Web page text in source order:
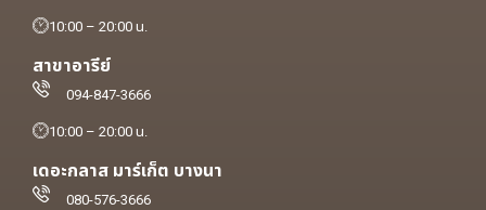
10:00 – 20:00 น.
สาขาอารีย์
094-847-3666
10:00 – 20:00 น.
เดอะกลาส มาร์เก็ต บางนา
080-576-3666